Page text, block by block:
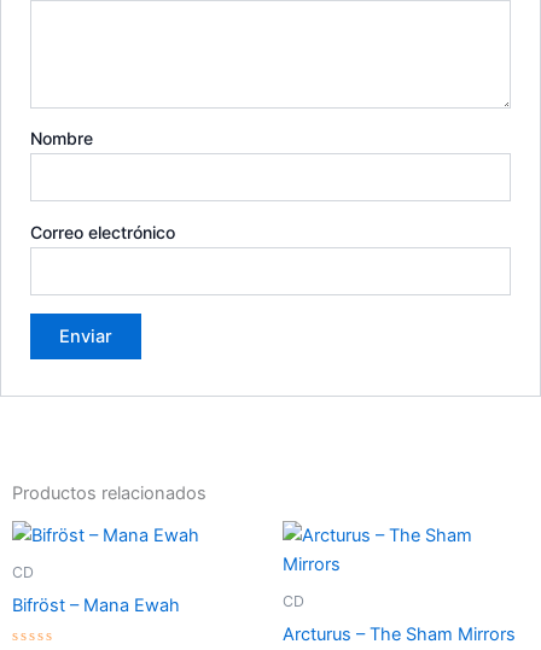
Nombre
Correo electrónico
Productos relacionados
CD
Bifröst – Mana Ewah CD
Arcturus – The Sham Mirrors